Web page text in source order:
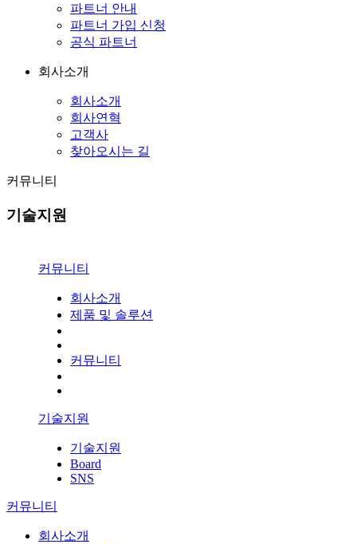
파트너 안내
파트너 가입 신청
공식 파트너
회사소개
회사소개
회사연혁
고객사
찾아오시는 길
커뮤니티
기술지원
커뮤니티
회사소개
제품 및 솔루션
커뮤니티
기술지원
기술지원
Board
SNS
커뮤니티
회사소개